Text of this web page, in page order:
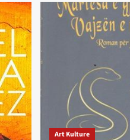
Art Kulture